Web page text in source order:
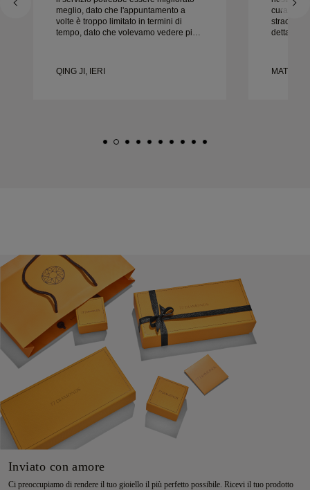
meglio, dato che l'appuntamento a
volte è troppo limitato in termini di
tempo, dato che volevamo vedere più
Esperienza complessivamente buona,
gioielli di buona qualità. Moglie è
QING JI, IERI
cura e la
dettaglio
felici
Inviato con amore
Ci preoccupiamo di rendere il tuo gioiello il più perfetto possibile. Ricevi il tuo prodotto